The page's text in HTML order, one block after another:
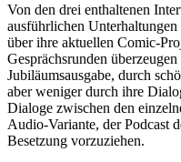
Von den drei enthaltenen
ausführlichen
über ihre aktuellen Comic-
Gesprächsrunden
Jubiläumsausgabe, durch
aber weniger durch ihre
Dialoge zwischen den
Audio-Variante, der Podcast
Besetzung vorzuziehen.